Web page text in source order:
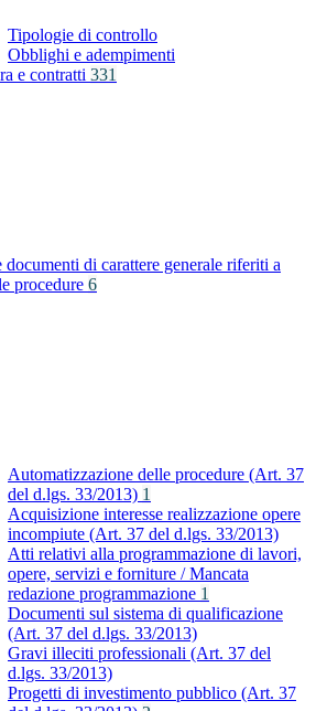
Tipologie di controllo
Obblighi e adempimenti
e contratti 331
documenti di carattere generale riferiti a
procedure 6
Automatizzazione delle procedure (Art. 37
del d.lgs. 33/2013) 1
Acquisizione interesse realizzazione opere
incompiute (Art. 37 del d.lgs. 33/2013)
Atti relativi alla programmazione di lavori,
opere, servizi e forniture / Mancata
redazione programmazione 1
Documenti sul sistema di qualificazione
(Art. 37 del d.lgs. 33/2013)
Gravi illeciti professionali (Art. 37 del
d.lgs. 33/2013)
Progetti di investimento pubblico (Art. 37